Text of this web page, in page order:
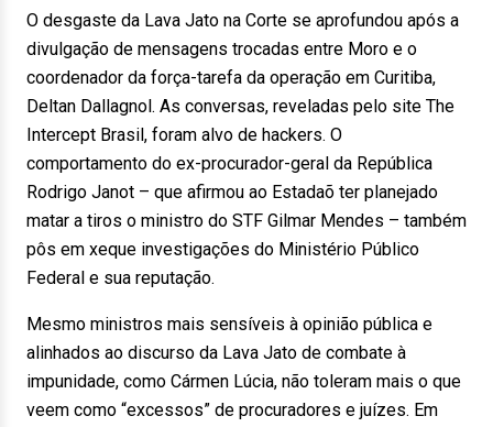
O desgaste da Lava Jato na Corte se aprofundou após a
divulgação de mensagens trocadas entre Moro e o
coordenador da força-tarefa da operação em Curitiba,
Deltan Dallagnol. As conversas, reveladas pelo site The
Intercept Brasil, foram alvo de hackers. O
comportamento do ex-procurador-geral da República
Rodrigo Janot – que afirmou ao Estadaõ ter planejado
matar a tiros o ministro do STF Gilmar Mendes – também
pôs em xeque investigações do Ministério Público
Federal e sua reputação.
Mesmo ministros mais sensíveis à opinião pública e
alinhados ao discurso da Lava Jato de combate à
impunidade, como Cármen Lúcia, não toleram mais o que
veem como “excessos” de procuradores e juízes. Em